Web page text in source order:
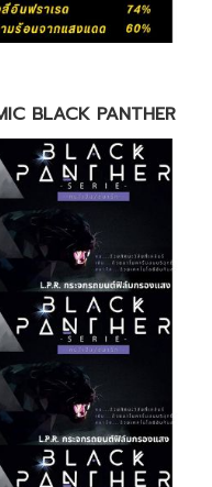
BLACK PANTHER